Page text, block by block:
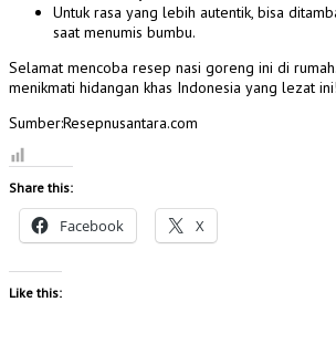
Untuk rasa yang lebih autentik, bisa
saat menumis bumbu.
Selamat mencoba resep nasi goreng ini di
menikmati hidangan khas Indonesia yang lezat ini!
Sumber:Resepnusantara.com
Share this:
Facebook X
Like this: